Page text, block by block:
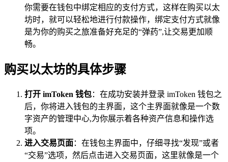
你需要在钱包中绑定相应的支付方式，这样在购买以太
坊时，就可以轻松地进行付款操作，绑定支付方式就像
是为你的购买之旅准备好充足的“弹药”,让交易更加顺
畅。
购买以太坊的具体步骤
打开 imToken 钱包：在成功安装并登录 imToken 钱包之
后，你将进入钱包的主界面，这个主界面就像是一个数
字资产的管理中心,为你展示着各种资产信息和操作选
项。
进入交易页面：在钱包主界面中，仔细寻找“发现”或者
“交易”选项，然后点击进入交易页面，这里就像是一个